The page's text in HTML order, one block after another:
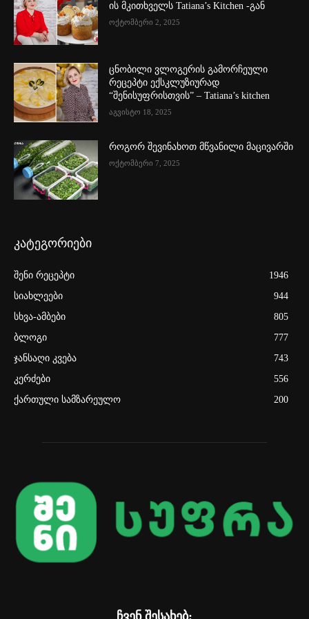
ის მკითხველს Tatiana’s Kitchen -გან
ოქტომბერი 2, 2025
ცნობილი ვლოგერის გამორჩეული
რეცეპტი ექსკლუზიურად
“შენისუფრისთვის” – Tatiana’s kitchen
აგვისტო 18, 2025
როგორ შევინახოთ მწვანილი მაცივარში
ოქტომბერი 7, 2025
კატეგორიები
შენი რეცეპტი
1946
სიახლეები
944
სხვა-ამბები
805
ბლოგი
777
ჯანსაღი კვება
743
კერძები
556
ქართული სამზარეულო
200